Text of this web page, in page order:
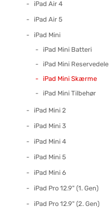
iPad Air 4
iPad Air 5
iPad Mini
iPad Mini Batteri
iPad Mini Reservedele
iPad Mini Skærme
iPad Mini Tilbehør
iPad Mini 2
iPad Mini 3
iPad Mini 4
iPad Mini 5
iPad Mini 6
iPad Pro 12.9" (1. Gen)
iPad Pro 12.9" (2. Gen)